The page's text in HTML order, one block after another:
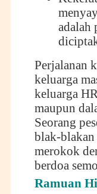
adalah
Perjalanan
keluarga
keluarga
maupun
Seorang
blak-blakan
merokok
berdoa
Ramuan